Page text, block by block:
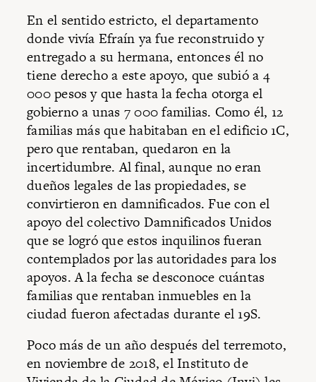
En el sentido estricto, el departamento
donde vivía Efraín ya fue reconstruido y
entregado a su hermana, entonces él no
tiene derecho a este apoyo, que subió a 4
000 pesos y que hasta la fecha otorga el
gobierno a unas 7 000 familias. Como él, 12
familias más que habitaban en el edificio 1C,
pero que rentaban, quedaron en la
incertidumbre. Al final, aunque no eran
dueños legales de las propiedades, se
convirtieron en damnificados. Fue con el
apoyo del colectivo Damnificados Unidos
que se logró que estos inquilinos fueran
contemplados por las autoridades para los
apoyos. A la fecha se desconoce cuántas
familias que rentaban inmuebles en la
ciudad fueron afectadas durante el 19S.
Poco más de un año después del terremoto,
en noviembre de 2018, el Instituto de